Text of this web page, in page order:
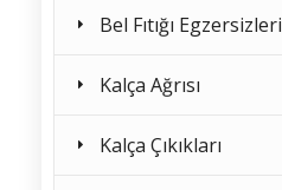
Bel Fıtığı Egzersizleri
Kalça Ağrısı
Kalça Çıkıkları